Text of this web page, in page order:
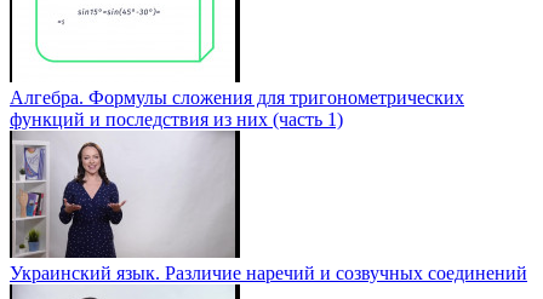
Алгебра. Формулы сложения для тригонометрических
функций и последствия из них (часть 1)
Украинский язык. Различие наречий и созвучных соединений